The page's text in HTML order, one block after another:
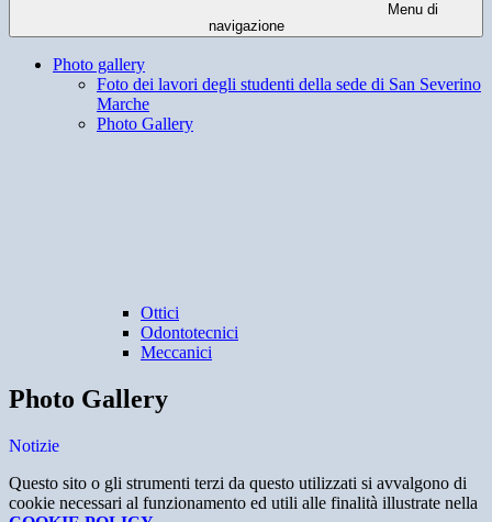
Menu di
navigazione
Photo gallery
Foto dei lavori degli studenti della sede di San Severino
Marche
Photo Gallery
Ottici
Odontotecnici
Meccanici
Photo Gallery
Notizie
Questo sito o gli strumenti terzi da questo utilizzati si avvalgono di
cookie necessari al funzionamento ed utili alle finalità illustrate nella